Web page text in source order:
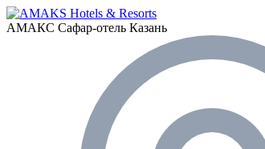
АМАКС Сафар-отель Казань